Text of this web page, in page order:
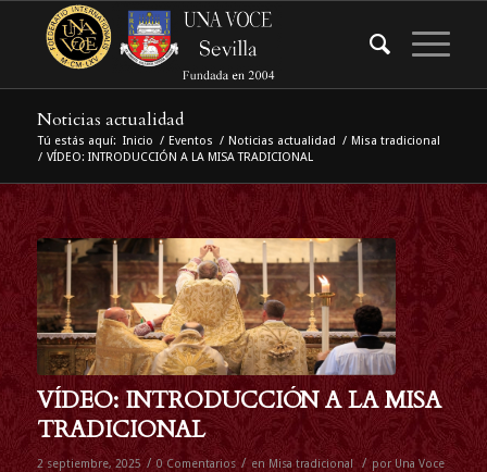
Noticias actualidad
Tú estás aquí: Inicio / Eventos / Noticias actualidad / Misa tradicional
/ VÍDEO: INTRODUCCIÓN A LA MISA TRADICIONAL
VÍDEO: INTRODUCCIÓN A LA MISA
TRADICIONAL
2 septiembre, 2025 / 0 Comentarios / en Misa tradicional / por Una Voce